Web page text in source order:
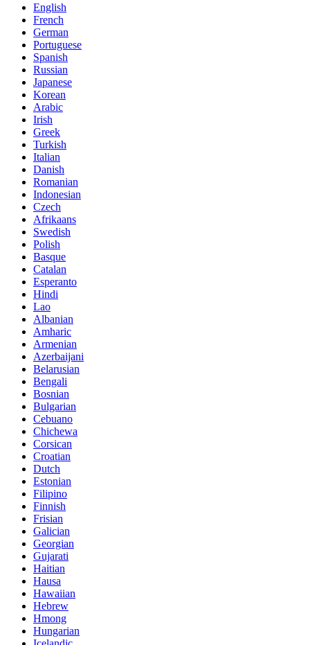
English
French
German
Portuguese
Spanish
Russian
Japanese
Korean
Arabic
Irish
Greek
Turkish
Italian
Danish
Romanian
Indonesian
Czech
Afrikaans
Swedish
Polish
Basque
Catalan
Esperanto
Hindi
Lao
Albanian
Amharic
Armenian
Azerbaijani
Belarusian
Bengali
Bosnian
Bulgarian
Cebuano
Chichewa
Corsican
Croatian
Dutch
Estonian
Filipino
Finnish
Frisian
Galician
Georgian
Gujarati
Haitian
Hausa
Hawaiian
Hebrew
Hmong
Hungarian